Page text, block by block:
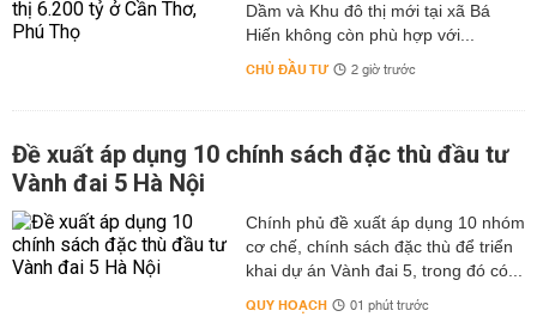
Dầm và Khu đô thị mới tại xã Bá
Hiến không còn phù hợp với...
CHỦ ĐẦU TƯ 2 giờ trước
Đề xuất áp dụng 10 chính sách đặc thù đầu tư
Vành đai 5 Hà Nội
Chính phủ đề xuất áp dụng 10 nhóm
cơ chế, chính sách đặc thù để triển
khai dự án Vành đai 5, trong đó có...
QUY HOẠCH 01 phút trước